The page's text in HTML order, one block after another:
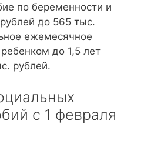
по беременности и
до 565 тыс.
ежемесячное
до 1,5 лет
рублей.
с 1 февраля